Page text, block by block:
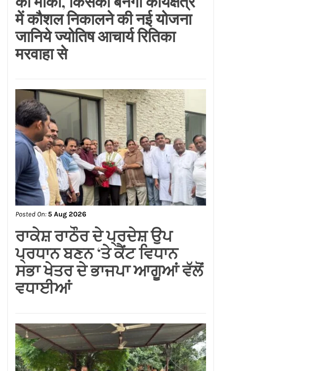
कर्मचारियों की ओर से सुप्रीम कोर्ट
में ‘कैविएट’ की गई दायर
Posted On:6 Aug 2026
बृहस्पति किसको देंगे नई नौकरी पाने
में कौशल निकालने की नई योजना
जानिये ज्योतिष आचार्य रितिका
मरवाहा से